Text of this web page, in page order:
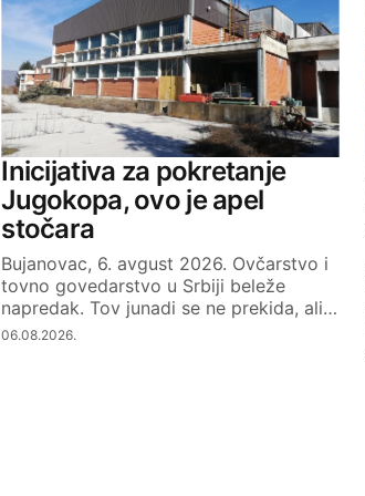
Inicijativa za pokretanje
Jugokopa, ovo je apel
stočara
Bujanovac, 6. avgust 2026. Ovčarstvo i
tovno govedarstvo u Srbiji beleže
napredak. Tov junadi se ne prekida, ali…
06.08.2026.